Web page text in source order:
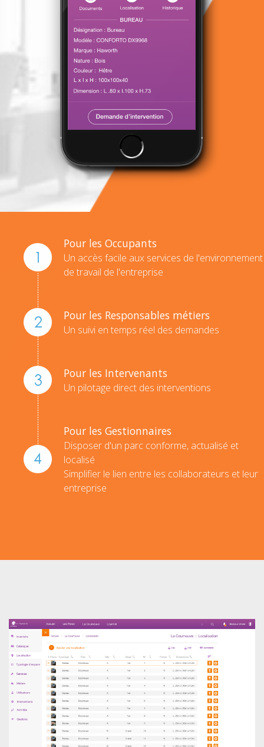
Pour les Occupants
Un accès facile aux services de l'environnement
de travail de l'entreprise
Pour les Responsables métiers
Un suivi en temps réel des demandes
Pour les Intervenants
Un pilotage direct des interventions
Pour les Gestionnaires
Disposer d'un parc conforme, actualisé et
localisé
Simplifier le lien entre les collaborateurs et leur
entreprise